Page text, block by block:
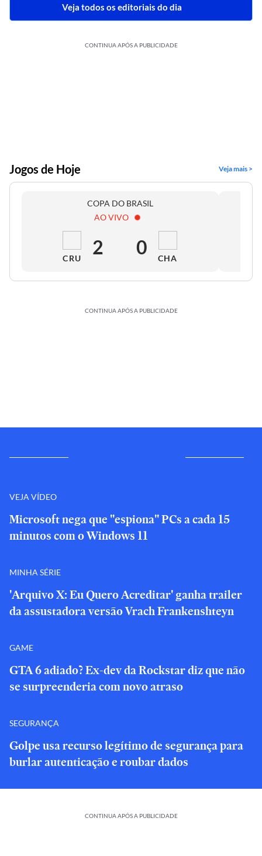
Veja todos os editoriais do dia
CONTINUA APÓS A PUBLICIDADE
Jogos de Hoje Veja mais >
COPA DO BRASIL
AO VIVO
CRU 2 0 CHA
CONTINUA APÓS A PUBLICIDADE
VEJA VÍDEO
Microsoft nega que "espiona" PCs a cada 15
minutos com o Windows 11
MINHA SÉRIE
'Arquivo X: Eu Quero Acreditar' ganha trailer
da assustadora versão Vrach Frankenshteyn
GAME
GTA 6 adiado? Ex-dev da Rockstar diz que não
se surpreenderia com novo atraso
SEGURANÇA
Golpe usa recurso legítimo de segurança para
burlar autenticação e roubar dados
CONTINUA APÓS A PUBLICIDADE